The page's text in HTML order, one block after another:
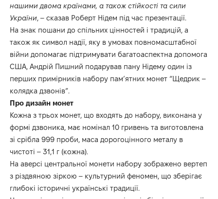
нашими двома країнами, а також стійкості та сили
України, – сказав Роберт Нідем під час презентації.
На знак пошани до спільних цінностей і традицій, а
також як символ надії, яку в умовах повномасштабної
війни допомагає підтримувати багатоаспектна допомога
США, Андрій Пишний подарував пану Нідему один із
перших примірників набору пам’ятних монет “Щедрик –
колядка дзвонів”.
Про дизайн монет
Кожна з трьох монет, що входять до набору, виконана у
формі дзвоника, має номінал 10 гривень та виготовлена
зі срібла 999 проби, маса дорогоцінного металу в
чистоті – 31,1 г (кожна).
На аверсі центральної монети набору зображено вертеп
з різдвяною зіркою – культурний феномен, що зберігає
глибокі історичні українські традиції.